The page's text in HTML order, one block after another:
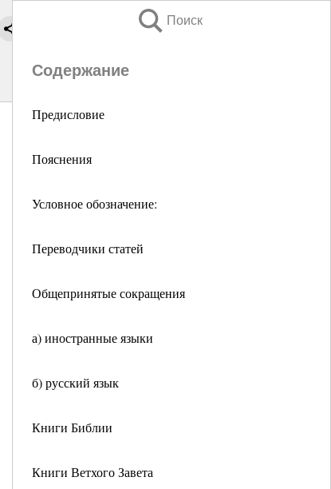
Поиск
Содержание
Предисловие
Пояснения
Условное обозначение:
Переводчики статей
Общепринятые сокращения
а) иностранные языки
б) русский язык
Книги Библии
Книги Ветхого Завета